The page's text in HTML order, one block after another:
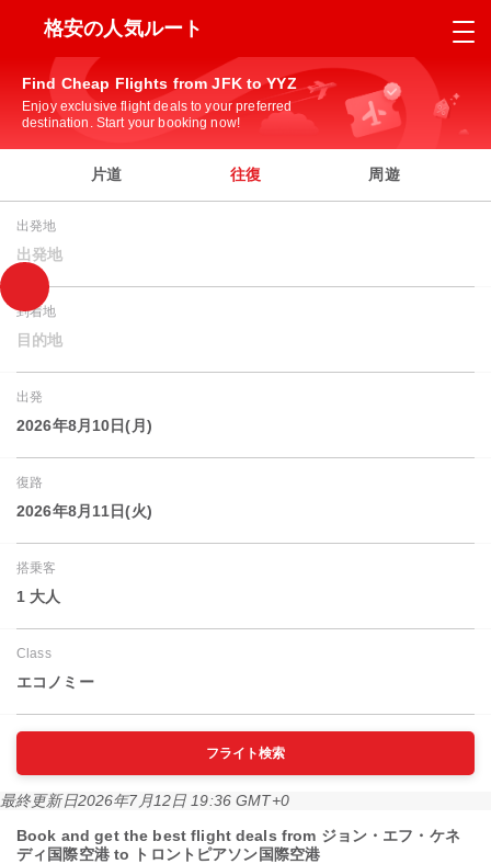
格安の人気ルート
Find Cheap Flights from JFK to YYZ
Enjoy exclusive flight deals to your preferred
destination. Start your booking now!
片道 往復 周遊
出発地
出発地
到着地
目的地
出発
2026年8月10日(月)
復路
2026年8月11日(火)
搭乗客
1 大人
Class
エコノミー
フライト検索
最終更新日2026年7月12日 19:36 GMT+0
Book and get the best flight deals from ジョン・エフ・ケネ
ディ国際空港 to トロントピアソン国際空港